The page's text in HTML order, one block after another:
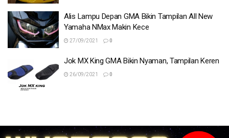
Alis Lampu Depan GMA Bikin Tampilan All New
Yamaha NMax Makin Kece
27/09/2021 0
Jok MX King GMA Bikin Nyaman, Tampilan Keren
26/09/2021 0